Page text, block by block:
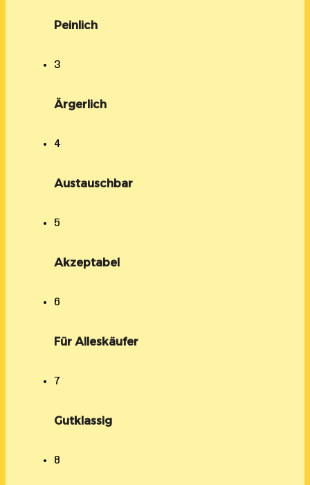
Peinlich
3
Ärgerlich
4
Austauschbar
5
Akzeptabel
6
Für Alleskäufer
7
Gutklassig
8